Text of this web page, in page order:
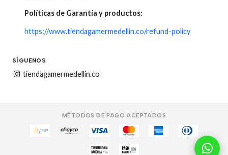
Políticas de Garantía y productos:
https://www.tiendagamermedellin.co/refund-policy
SÍGUENOS
tiendagamermedellin.co
MÉTODOS DE PAGO ACEPTADOS